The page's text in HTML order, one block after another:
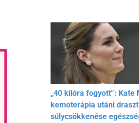
„40 kilóra fogyott”: Kate
kemoterápia utáni
súlycsökkenése